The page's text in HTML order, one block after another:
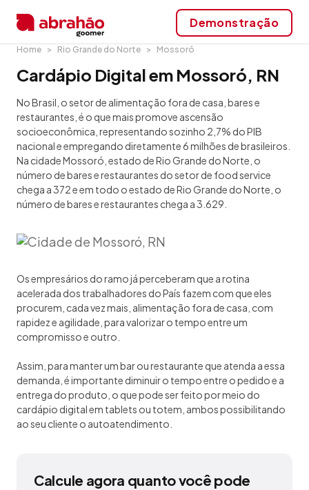
Demonstração
Home Rio Grande do Norte Mossoró
Cardápio Digital em Mossoró, RN
No Brasil, o setor de alimentação fora de casa, bares e
restaurantes, é o que mais promove ascensão
socioeconômica, representando sozinho 2,7% do PIB
nacional e empregando diretamente 6 milhões de brasileiros.
Na cidade Mossoró, estado de Rio Grande do Norte, o
número de bares e restaurantes do setor de food service
chega a 372 e em todo o estado de Rio Grande do Norte, o
número de bares e restaurantes chega a 3.629.
Os empresários do ramo já perceberam que a rotina
acelerada dos trabalhadores do País fazem com que eles
procurem, cada vez mais, alimentação fora de casa, com
rapidez e agilidade, para valorizar o tempo entre um
compromisso e outro.
Assim, para manter um bar ou restaurante que atenda a essa
demanda, é importante diminuir o tempo entre o pedido e a
entrega do produto, o que pode ser feito por meio do
cardápio digital em tablets ou totem, ambos possibilitando
ao seu cliente o autoatendimento.
Calcule agora quanto você pode